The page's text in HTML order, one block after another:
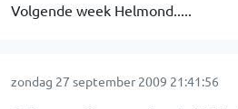
Volgende week Helmond.....
zondag 27 september 2009 21:41:56